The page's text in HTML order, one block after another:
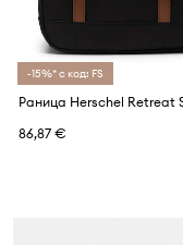
-15%* с код: FS
86,87 €